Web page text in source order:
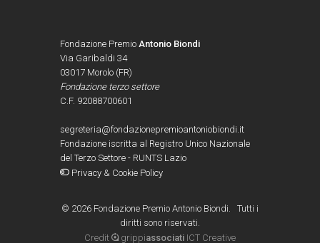
Fondazione Premio Antonio Biondi
Via Garibaldi 34
03017 Morolo (FR)
Fondazione terzo settore
C.F. 92088700601
segreteria@fondazionepremioantoniobiondi.it
Fondazione iscritta al Registro Unico Nazionale
del Terzo Settore - RUNTS Lazio
Privacy & Cookie Policy
© 2026 Fondazione Premio Antonio Biondi. Tutti i
diritti sono riservati.
Credit
grippiassociati ICT Creative